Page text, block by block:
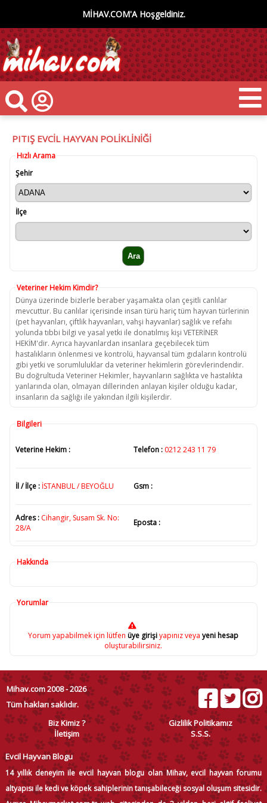
MİHAV.COM'A Hoşgeldiniz.
PITIŞ EVCİL HAYVAN POLİKLİNİĞİ
Hızlı Arama
Şehir
İlçe
Veteriner Hekim Kimdir?
Dünya üzerinde bizlerle beraber yaşamakta olan çeşitli canlılar
mevcuttur. Bu canlılar içerisinde insan türü hariç tüm hayvan türlerinin
(pet hayvanları, çiftlik hayvanları, vahşi hayvanlar) sağlık ve refahı
yolunda tıbbi bilgi ve yasal yetki ile donatılmış kişi VETERİNER
HEKİM'dir. Ayrıca hayvanlardan insanlara geçebilecek tüm
hastalıkların önlenmesi ve kontrolü, hayvansal tüm gıdaların kontrolü
gibi yetki ve sorumluluklar da veteriner hekimlerin görevlerindendir.
Bu doğrultuda Veteriner Hekimler, hayvanların sağlıkta ve hastalıkta
yanlarında olan, olmayan dillerinden anlayan kişiler olduğu kadar,
insanların da sağlığı ile yakından ilgili kişilerdir.
Bilgileri
Veterine Hekim : Telefon : 0212 243 11 79
İl / İlçe : İSTANBUL / BEYOĞLU Gsm :
Adres : Cihangir, Susam Sk. No:
28/A
Eposta :
Hakkında
Yorumlar
Yorum yapabilmek için lütfen üye girişiyapınız veya yeni hesap
oluşturabilirsiniz.
Mihav.com 2008 - 2026
Tüm hakları saklıdır.
Biz Kimiz ?
Gizlilik Politikamız
İletişim
S.S.S.
Evcil Hayvan Blogu
14 yıllık deneyim ile evcil hayvan blogu olan Mihav, evcil hayvan forumu
altyapısı ile kedi ve köpek sahiplerinin tanışabileceği sosyal oluşum sitesidir.